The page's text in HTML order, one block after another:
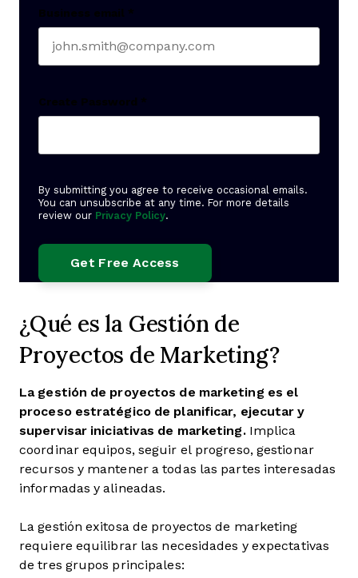
Business email *
Create Password *
By submitting you agree to receive occasional emails.
You can unsubscribe at any time. For more details
review our Privacy Policy.
¿Qué es la Gestión de
Proyectos de Marketing?
La gestión de proyectos de marketing es el
proceso estratégico de planificar, ejecutar y
supervisar iniciativas de marketing.Implica
coordinar equipos, seguir el progreso, gestionar
recursos y mantener a todas las partes interesadas
informadas y alineadas.
La gestión exitosa de proyectos de marketing
requiere equilibrar las necesidades y expectativas
de tres grupos principales: